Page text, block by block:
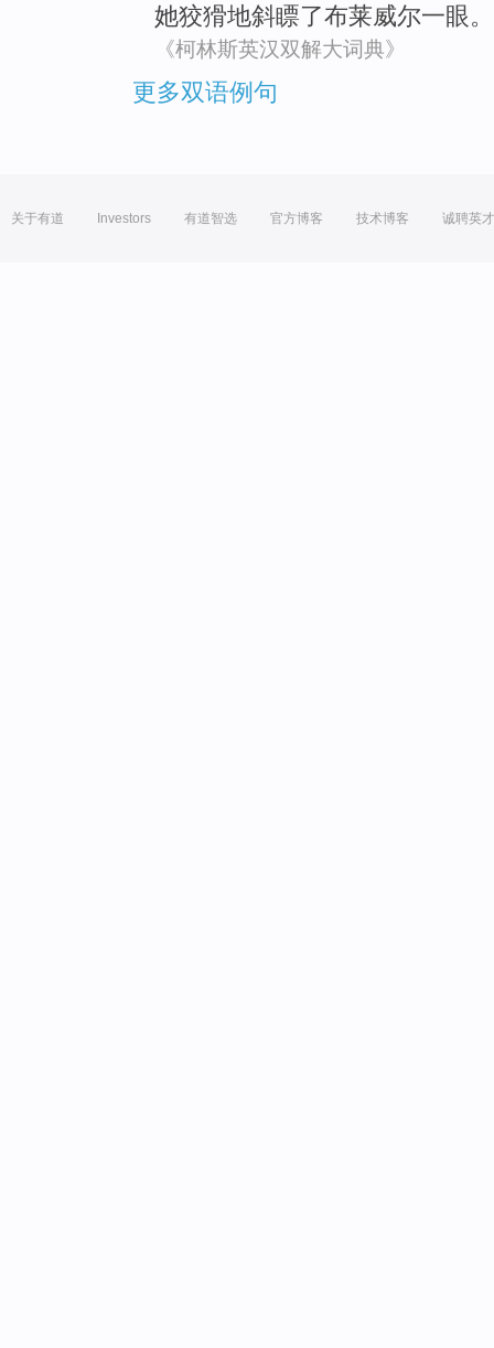
她狡猾地斜瞟了布莱威尔一眼。
《柯林斯英汉双解大词典》
更多双语例句
关于有道 Investors 有道智选 官方博客 技术博客 诚聘英才